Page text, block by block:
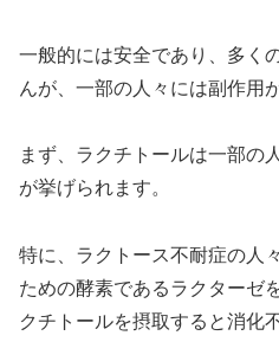
一般的には安全であり、多く
んが、一部の人々には副作用
まず、ラクチトールは一部の
が挙げられます。
特に、ラクトース不耐症の人
ための酵素であるラクターゼ
クチトールを摂取すると消化